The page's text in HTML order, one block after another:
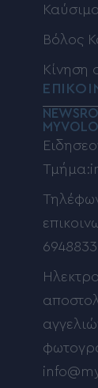
Καύσιμα
Βόλος
Κίνηση